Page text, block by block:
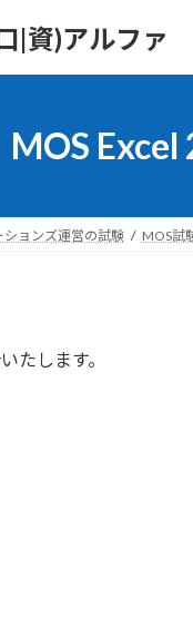
|資)アルファ
MOS
ションズ運営の試験 MOS試
たします。